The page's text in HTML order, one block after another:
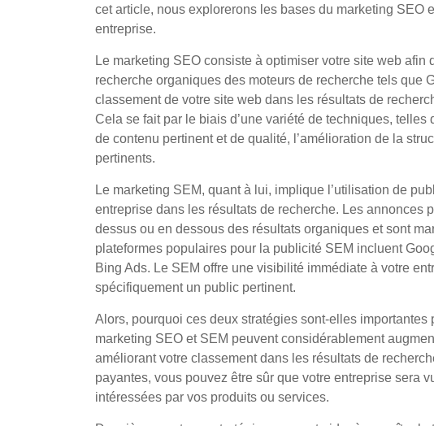
cet article, nous explorerons les bases du marketing SEO
entreprise.
Le marketing SEO consiste à optimiser votre site web afin
recherche organiques des moteurs de recherche tels que
classement de votre site web dans les résultats de
Cela se fait par le biais d’une variété de techniques, telles
de contenu pertinent et de qualité, l’amélioration de la
pertinents.
Le marketing SEM, quant à lui, implique l’utilisation de
entreprise dans les résultats de recherche. Les annonces
dessus ou en dessous des résultats organiques et sont
plateformes populaires pour la publicité SEM incluent
Bing Ads. Le SEM offre une visibilité immédiate à votre
spécifiquement un public pertinent.
Alors, pourquoi ces deux stratégies sont-elles
marketing SEO et SEM peuvent considérablement
améliorant votre classement dans les résultats de
payantes, vous pouvez être sûr que votre entreprise sera
intéressées par vos produits ou services.